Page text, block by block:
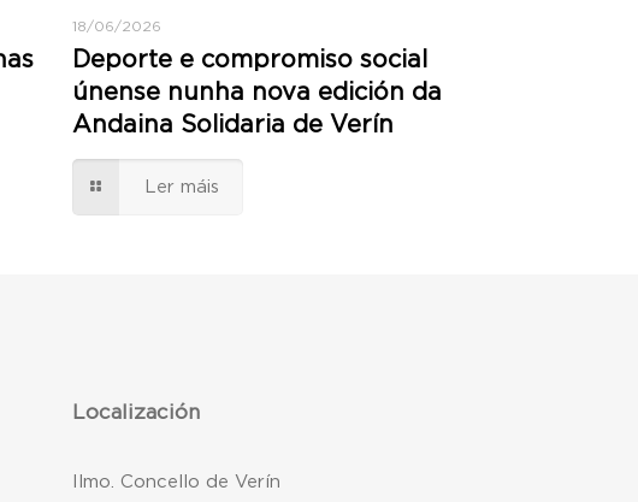
18/06/2026
Deporte e compromiso social
únense nunha nova edición da
Andaina Solidaria de Verín
Ler máis
Localización
Ilmo. Concello de Verín